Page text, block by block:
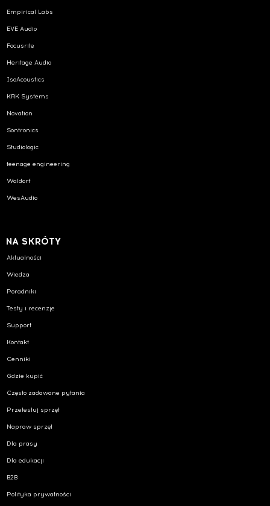
Empirical Labs
EVE Audio
Focusrite
Heritage Audio
IsoAcoustics
KRK Systems
Novation
Sontronics
Studiologic
teenage engineering
Waldorf
WesAudio
NA SKRÓTY
Aktualności
Wiedza
Poradniki
Testy i recenzje
Support
Kontakt
Cenniki
Gdzie kupić
Często zadawane pytania
Przetestuj sprzęt
Napraw sprzęt
Dla prasy
Dla edukacji
B2B
Polityka prywatności